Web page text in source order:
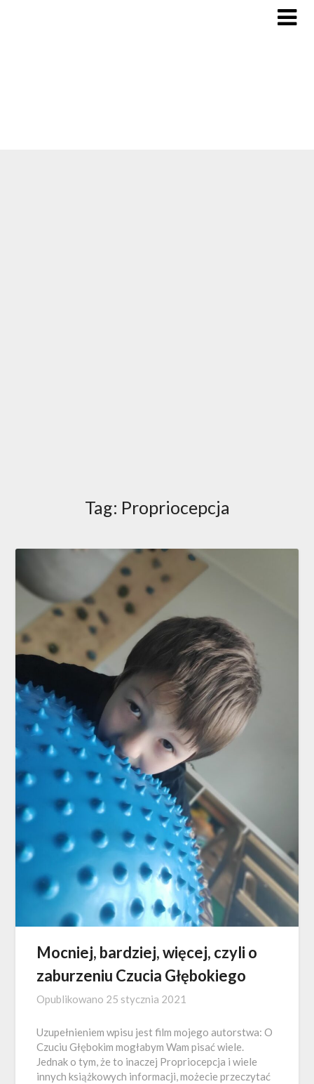
Tag: Propriocepcja
Mocniej, bardziej, więcej, czyli o
zaburzeniu Czucia Głębokiego
Opublikowano 25 stycznia 2021
Uzupełnieniem wpisu jest film mojego autorstwa: O
Czuciu Głębokim mogłabym Wam pisać wiele.
Jednak o tym, że to inaczej Propriocepcja i wiele
innych książkowych informacji, możecie przeczytać